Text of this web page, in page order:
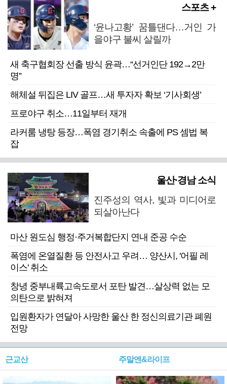
스포츠 +
‘윤나고황’ 꿈틀댄다…거인 가
을야구 불씨 살릴까
새 축구협회장 선출 방식 윤곽…“선거인단 192→2만
명”
해체설 뒤집은 LIV 골프…새 투자자 확보 ‘기사회생’
프로야구 취소…11일부터 재개
라커룸 냉탕 등장…폭염 경기취소 속출에 PS 셈법 복
잡
울산·경남 소식
진주성의 역사, 빛과 미디어로
되살아난다
마산 원도심 행정·주거복합단지 연내 준공 수순
폭염에 온열질환 등 안전사고 우려… 양산시, '어필 레
이스' 취소
창녕 중부내륙고속도로서 포탄 발견…살상력 없는 모
의탄으로 밝혀져
입원환자가 연달아 사망한 울산 한 정신의료기관 폐원
전망
근교산 주말엔&라이프